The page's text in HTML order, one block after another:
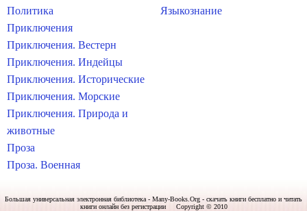
Политика
Приключения
Приключения. Вестерн
Приключения. Индейцы
Приключения. Исторические
Приключения. Морские
Приключения. Природа и
животные
Проза
Проза. Военная
Языкознание
Большая универсальная электронная библиотека - Many-Books.Org - скачать книги бесплатно и читать
книги онлайн без регистрации Copyright © 2010